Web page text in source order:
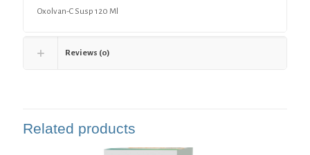
Oxolvan-C Susp 120 Ml
Reviews (0)
Related products